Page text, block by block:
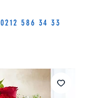
0212 586 34 33